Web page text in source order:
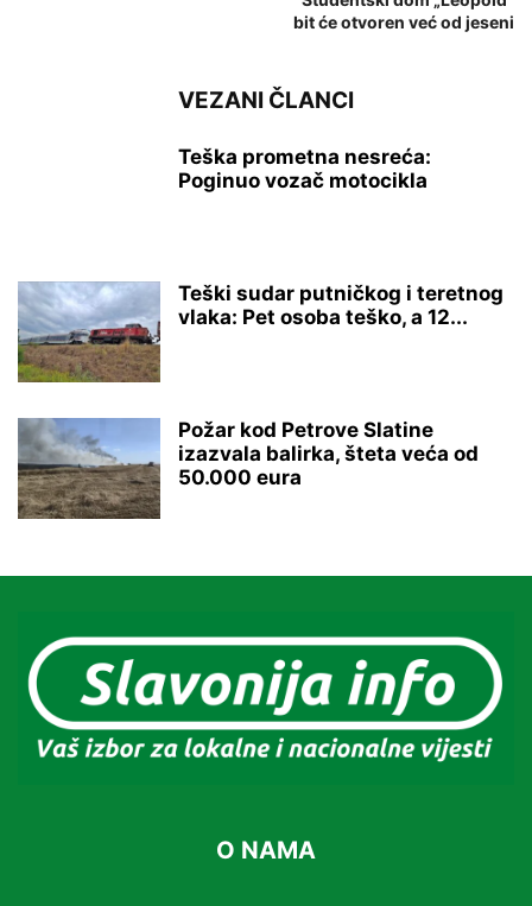
bit će otvoren već od jeseni
VEZANI ČLANCI
Teška prometna nesreća:
Poginuo vozač motocikla
Teški sudar putničkog i teretnog
vlaka: Pet osoba teško, a 12...
Požar kod Petrove Slatine
izazvala balirka, šteta veća od
50.000 eura
O NAMA